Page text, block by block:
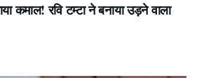
कमाल! रवि टम्टा ने बनाया उड़ने वाला